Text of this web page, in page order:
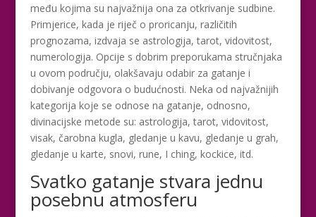
među kojima su najvažnija ona za otkrivanje sudbine.
Primjerice, kada je riječ o proricanju, različitih
prognozama, izdvaja se astrologija, tarot, vidovitost,
numerologija. Opcije s dobrim preporukama stručnjaka
u ovom području, olakšavaju odabir za gatanje i
dobivanje odgovora o budućnosti. Neka od najvažnijih
kategorija koje se odnose na gatanje, odnosno,
divinacijske metode su: astrologija, tarot, vidovitost,
visak, čarobna kugla, gledanje u kavu, gledanje u grah,
gledanje u karte, snovi, rune, I ching, kockice, itd.
Svatko gatanje stvara jednu
posebnu atmosferu